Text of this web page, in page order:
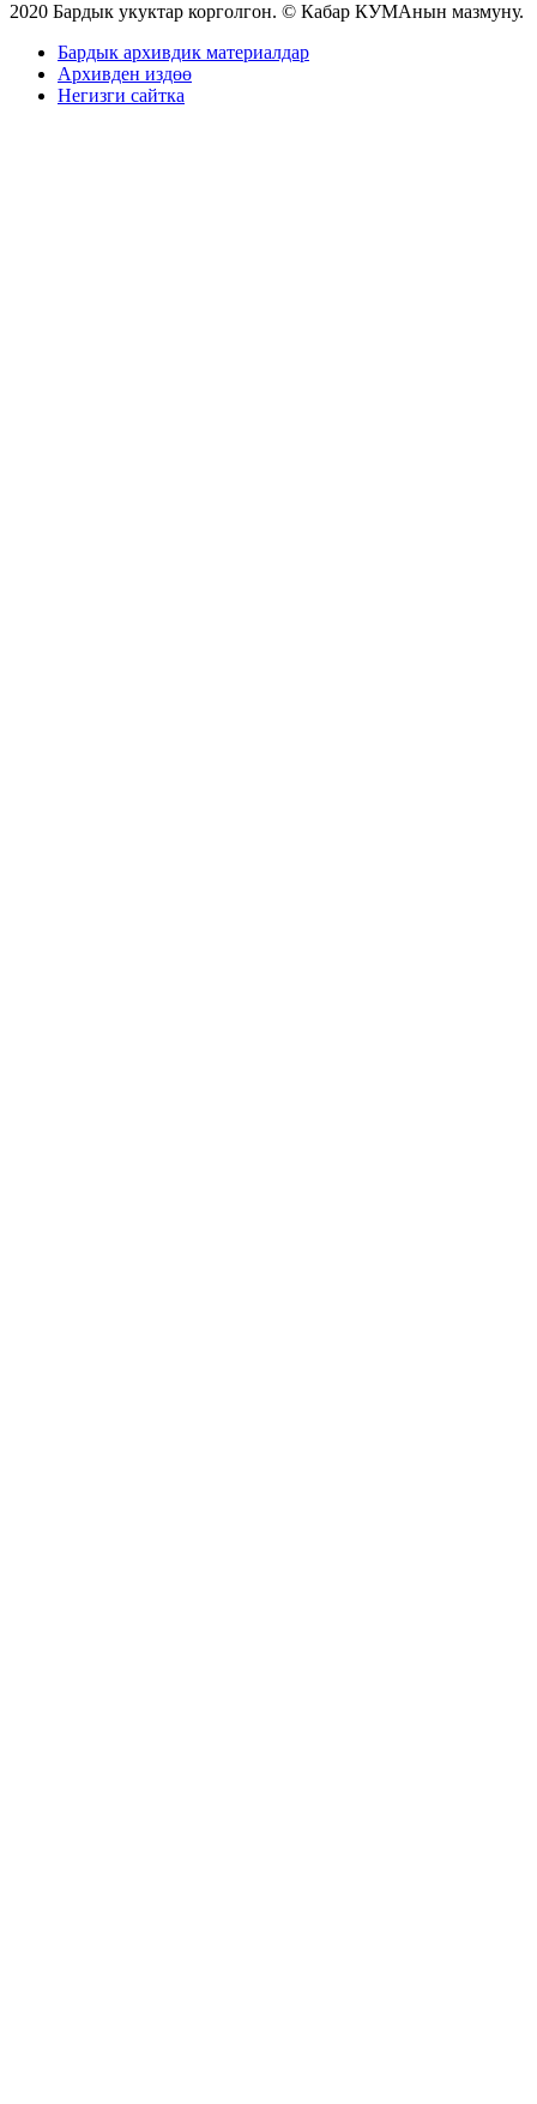
2020 Бардык укуктар корголгон. © Кабар КУМАнын мазмуну.
Бардык архивдик материалдар
Архивден издөө
Негизги сайтка